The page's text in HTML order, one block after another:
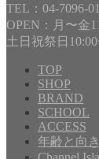
TEL：04-7096-
OPEN：月〜金
土日祝祭日
TOP
SHOP
BRAND
SCHOOL
ACCESS
年齢と向